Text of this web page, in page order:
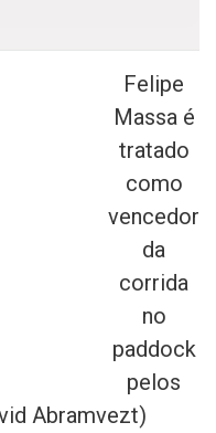
Felipe
Massa é
tratado
como
vencedor
da
corrida
no
paddock
pelos
Abramvezt)